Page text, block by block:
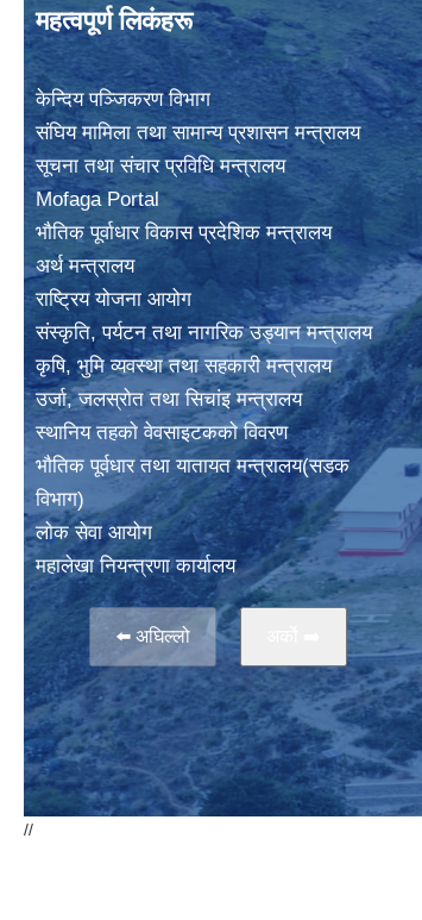
महत्वपूर्ण लिकंहरू
केन्दिय पञ्जिकरण विभाग
संघिय मामिला तथा सामान्य प्रशासन मन्त्रालय
सूचना तथा संचार प्रविधि मन्त्रालय
Mofaga Portal
भाैतिक पूर्वाधार विकास प्रदेशिक मन्त्रालय
अर्थ मन्त्रालय
राष्ट्रिय योजना आयोग
संस्कृति, पर्यटन तथा नागरिक उड्यान मन्त्रालय
कृषि, भुमि व्यवस्था तथा सहकारी मन्त्रालय
उर्जा, जलस्राेत तथा सिचांइ मन्त्रालय
स्थानिय तहकाे वेवसाइटककाे विवरण
भाैतिक पूर्वधार तथा यातायत मन्त्रालय(सडक
विभाग)
लाेक सेवा आयोग
महालेखा नियन्त्रणा कार्यालय
⬅️ अघिल्लो
//